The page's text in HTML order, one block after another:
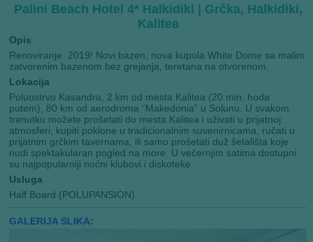
Palini Beach Hotel 4* Halkidiki | Grčka, Halkidiki,
Kalitea
Opis
Renoviranje 2019! Novi bazen, nova kupola White Dome sa malim
zatvorenim bazenom bez grejanja, teretana na otvorenom.
Lokacija
Poluostrvo Kasandra, 2 km od mesta Kalitea (20 min. hoda
putem), 80 km od aerodroma “Makedonia” u Solunu. U svakom
trenutku možete prošetati do mesta Kalitea i uživati u prijatnoj
atmosferi, kupiti poklone u tradicionalnim suvenirnicama, ručati u
prijatnim grčkim tavernama, ili samo prošetati duž šetališta koje
nudi spektakularan pogled na more. U večernjim satima dostupni
su najpopularniji noćni klubovi i diskoteke.
Usluga
Half Board (POLUPANSION)
GALERIJA SLIKA: